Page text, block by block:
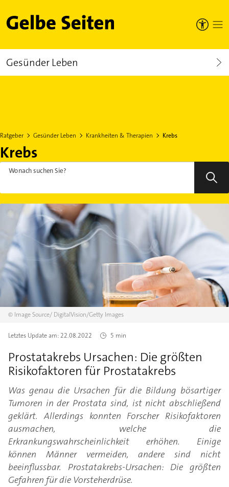
Gelbe Seiten
Gesünder Leben
Ratgeber Gesünder Leben Krankheiten & Therapien Krebs
Krebs
Wonach suchen Sie?
© Image Source/ DigitalVision/Getty Images
Letztes Update am:22.08.2022 5 min
Prostatakrebs Ursachen: Die größten
Risikofaktoren für Prostatakrebs
Was genau die Ursachen für die Bildung bösartiger
Tumoren in der Prostata sind, ist nicht abschließend
geklärt. Allerdings konnten Forscher Risikofaktoren
ausmachen, welche die
Erkrankungswahrscheinlichkeit erhöhen. Einige
können Männer vermeiden, andere sind nicht
beeinflussbar. Prostatakrebs-Ursachen: Die größten
Gefahren für die Vorsteherdrüse.